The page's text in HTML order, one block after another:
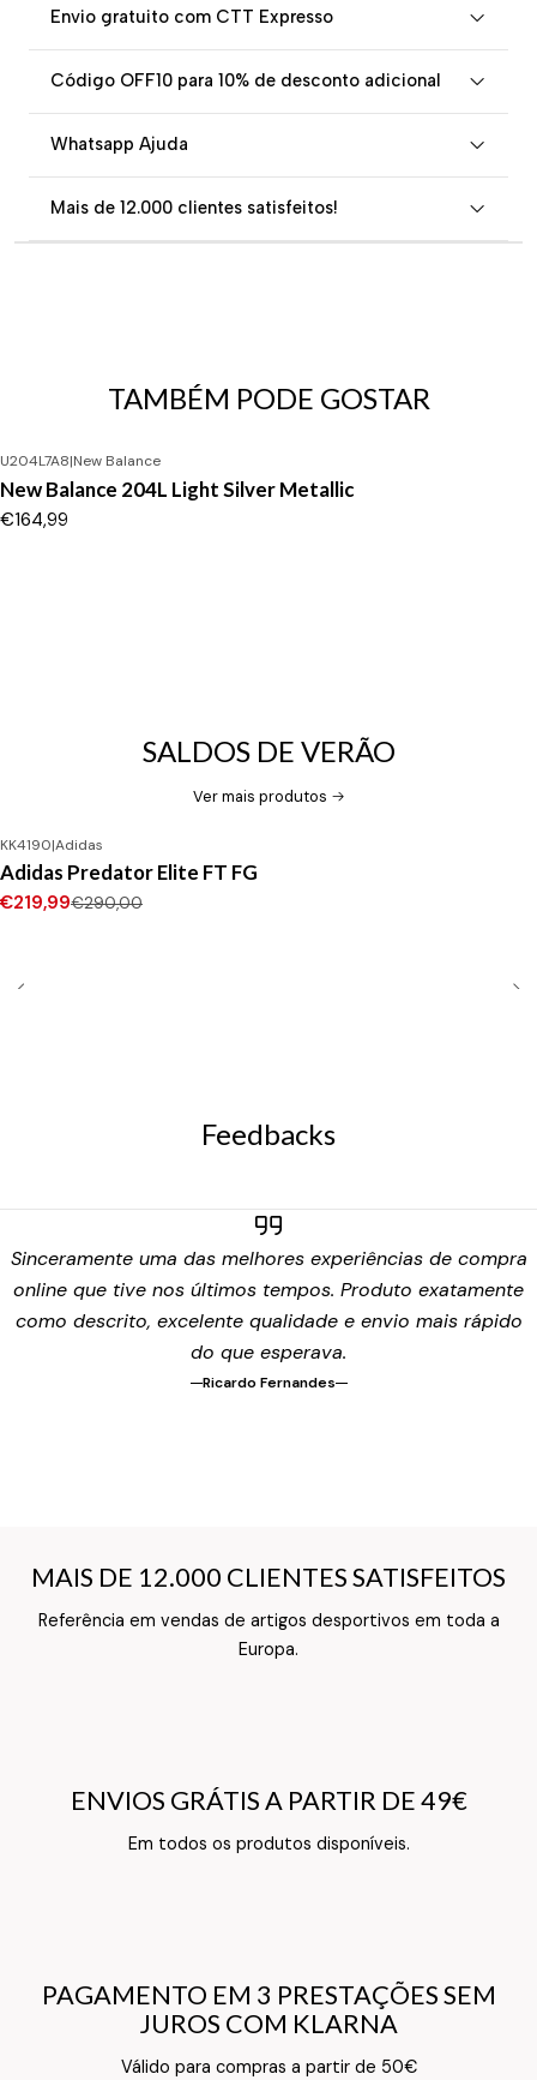
Envio gratuito com CTT Expresso
Código OFF10 para 10% de desconto adicional
Whatsapp Ajuda
Mais de 12.000 clientes satisfeitos!
TAMBÉM PODE GOSTAR
U204L7A8|New Balance
New Balance 204L Light Silver Metallic
€164,99
SALDOS DE VERÃO
Ver mais produtos
-24%DESCONTO
Novo
KK4190|Adidas
Adidas Predator Elite FT FG
€219,99€290,00
Feedbacks
Sinceramente uma das melhores experiências de compra
online que tive nos últimos tempos. Produto exatamente
como descrito, excelente qualidade e envio mais rápido
do que esperava.
Ricardo Fernandes
MAIS DE 12.000 CLIENTES SATISFEITOS
Referência em vendas de artigos desportivos em toda a
Europa.
MAIS DE 12.000 CLIENTES SATISFEITOS
Texto do Verso do Cartão de Informação
ENVIOS GRÁTIS A PARTIR DE 49€
Em todos os produtos disponíveis.
ENVIOS GRÁTIS A PARTIR DE 49€
Texto do Verso do Cartão de Informação
PAGAMENTO EM 3 PRESTAÇÕES SEM
JUROS COM KLARNA
Válido para compras a partir de 50€
PAGAMENTO EM 3 PRESTAÇÕES SEM
JUROS COM KLARNA
Texto do Verso do Cartão de Informação